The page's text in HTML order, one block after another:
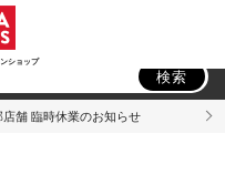
ショップ
検索
舗 臨時休業のお知らせ